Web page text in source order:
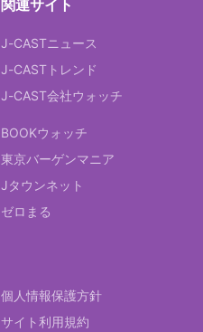
関連サイト
J-CASTニュース
J-CASTトレンド
J-CAST会社ウォッチ
BOOKウォッチ
東京バーゲンマニア
Jタウンネット
ゼロまる
個人情報保護方針
サイト利用規約